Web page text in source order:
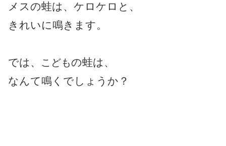
メスの蛙は、ケロケロと、
きれいに鳴きます。
では、 こどもの蛙は、
なんて鳴くでしょうか？